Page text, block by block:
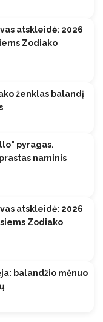
atskleidė: 2026
Zodiako
ženklas balandį
pyragas.
naminis
atskleidė: 2026
Zodiako
balandžio mėnuo